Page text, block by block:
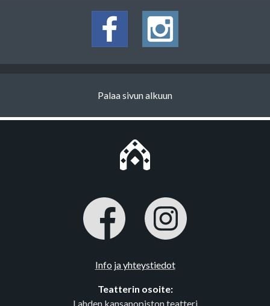
Palaa sivun alkuun
Info ja yhteystiedot
Teatterin osoite:
Lahden kansanopiston teatteri